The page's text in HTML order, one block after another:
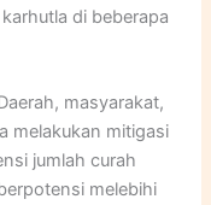
di beberapa
masyarakat,
melakukan mitigasi
jumlah curah
melebihi